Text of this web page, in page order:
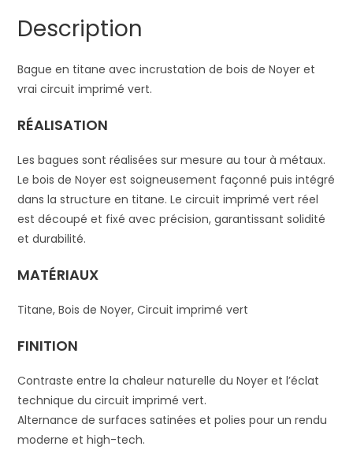
Description
Bague en titane avec incrustation de bois de Noyer et
vrai circuit imprimé vert.
RÉALISATION
Les bagues sont réalisées sur mesure au tour à métaux.
Le bois de Noyer est soigneusement façonné puis intégré
dans la structure en titane. Le circuit imprimé vert réel
est découpé et fixé avec précision, garantissant solidité
et durabilité.
MATÉRIAUX
Titane, Bois de Noyer, Circuit imprimé vert
FINITION
Contraste entre la chaleur naturelle du Noyer et l’éclat
technique du circuit imprimé vert.
Alternance de surfaces satinées et polies pour un rendu
moderne et high-tech.